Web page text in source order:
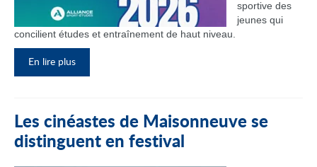
sportive des
jeunes qui
concilient études et entraînement de haut niveau.
En lire plus
Les cinéastes de Maisonneuve se
distinguent en festival